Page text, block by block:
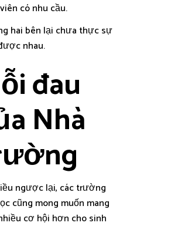
có nhu cầu.
hai bên lại chưa thực sự
nhau.
đau
Nhà
ngược lại, các trường
cũng mong muốn mang
cơ hội hơn cho sinh